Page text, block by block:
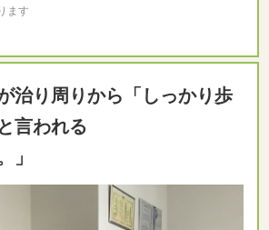
ます
治り周りから「しっかり歩
言われる
」